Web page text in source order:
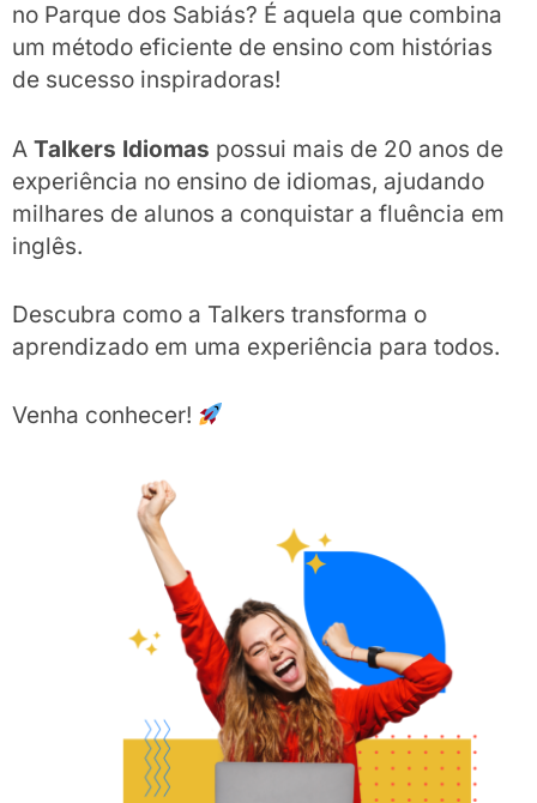
no Parque dos Sabiás? É aquela que combina
um método eficiente de ensino com histórias
de sucesso inspiradoras!
A Talkers Idiomas possui mais de 20 anos de
experiência no ensino de idiomas, ajudando
milhares de alunos a conquistar a fluência em
inglês.
Descubra como a Talkers transforma o
aprendizado em uma experiência para todos.
Venha conhecer!